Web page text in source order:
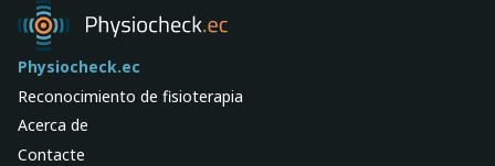
Physiocheck.ec
Reconocimiento de fisioterapia
Acerca de
Contacte